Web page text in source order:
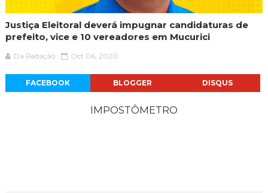
Justiça Eleitoral deverá impugnar candidaturas de
prefeito, vice e 10 vereadores em Mucurici
Da Redação Oct 06, 2020
FACEBOOK BLOGGER DISQUS
IMPOSTÔMETRO